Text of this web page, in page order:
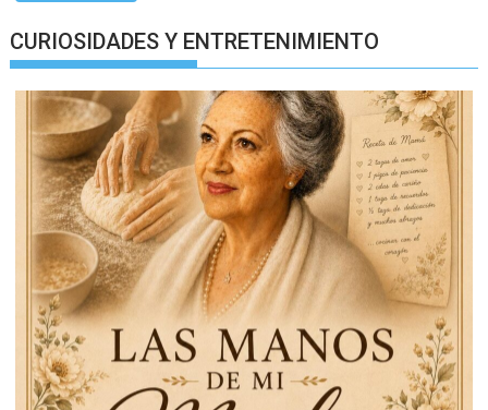
CURIOSIDADES Y ENTRETENIMIENTO